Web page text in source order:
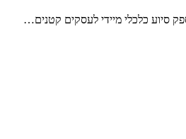
סיוע כלכלי מיידי לעסקים קטנים…